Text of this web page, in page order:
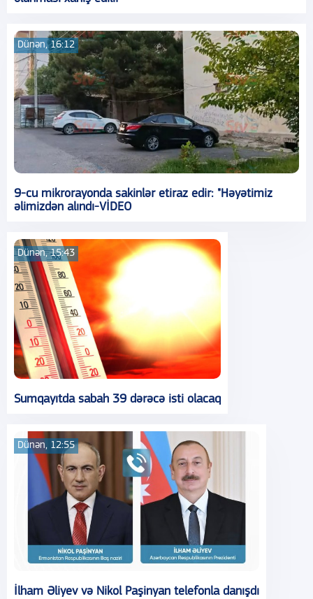
Dünən, 16:12
9-cu mikrorayonda sakinlər etiraz edir: "Həyətimiz
əlimizdən alındı-VİDEO
Dünən, 15:43
Sumqayıtda sabah 39 dərəcə isti olacaq
Dünən, 12:55
İlham Əliyev və Nikol Paşinyan telefonla danışdı